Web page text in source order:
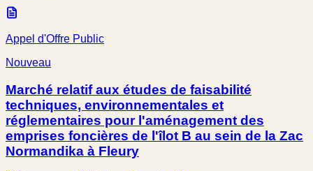
Appel d'Offre Public
Nouveau
Marché relatif aux études de faisabilité
techniques, environnementales et
réglementaires pour l'aménagement des
emprises foncières de l'îlot B au sein de la Zac
Normandika à Fleury